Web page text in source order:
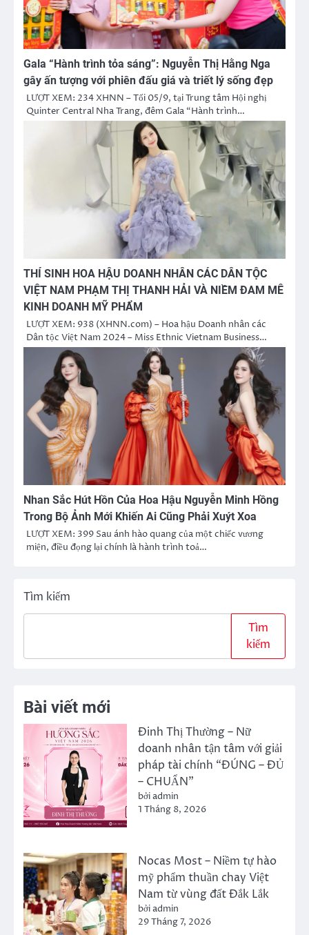
Gala “Hành trình tỏa sáng”: Nguyễn Thị Hằng Nga
gây ấn tượng với phiên đấu giá và triết lý sống đẹp
LƯỢT XEM: 234 XHNN – Tối 05/9, tại Trung tâm Hội nghị
Quinter Central Nha Trang, đêm Gala “Hành trình…
THÍ SINH HOA HẬU DOANH NHÂN CÁC DÂN TỘC
VIỆT NAM PHẠM THỊ THANH HẢI VÀ NIỀM ĐAM MÊ
KINH DOANH MỸ PHẨM
LƯỢT XEM: 938 (XHNN.com) – Hoa hậu Doanh nhân các
Dân tộc Việt Nam 2024 – Miss Ethnic Vietnam Business…
Nhan Sắc Hút Hồn Của Hoa Hậu Nguyễn Minh Hồng
Trong Bộ Ảnh Mới Khiến Ai Cũng Phải Xuýt Xoa
LƯỢT XEM: 399 Sau ánh hào quang của một chiếc vương
miện, điều đọng lại chính là hành trình toả…
Tìm kiếm
Tìm
kiếm
Bài viết mới
Đinh Thị Thường – Nữ
doanh nhân tận tâm với giải
pháp tài chính “ĐÚNG – ĐỦ
– CHUẨN”
bởi admin
1 Tháng 8, 2026
Nocas Most – Niềm tự hào
mỹ phẩm thuần chay Việt
Nam từ vùng đất Đắk Lắk
bởi admin
29 Tháng 7, 2026